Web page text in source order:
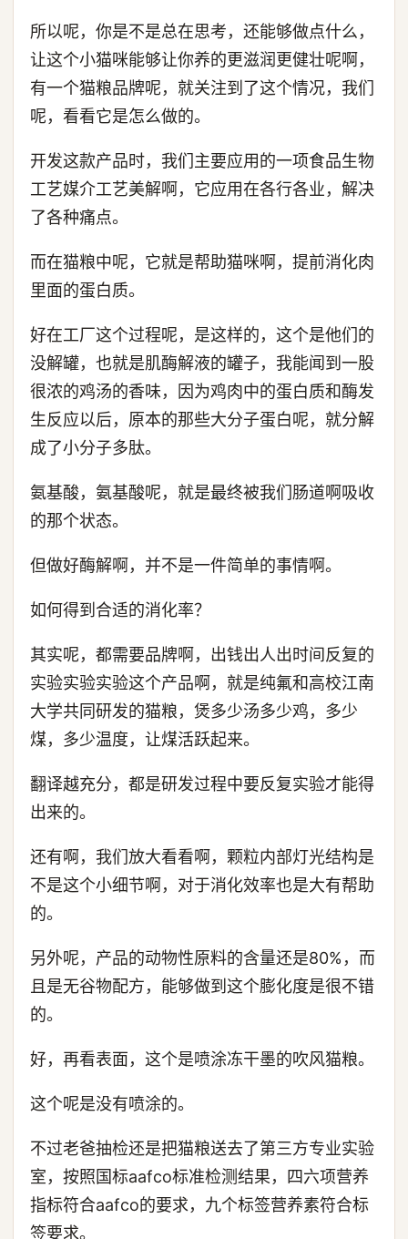
所以呢，你是不是总在思考，还能够做点什么，
让这个小猫咪能够让你养的更滋润更健壮呢啊，
有一个猫粮品牌呢，就关注到了这个情况，我们
呢，看看它是怎么做的。
开发这款产品时，我们主要应用的一项食品生物
工艺媒介工艺美解啊，它应用在各行各业，解决
了各种痛点。
而在猫粮中呢，它就是帮助猫咪啊，提前消化肉
里面的蛋白质。
好在工厂这个过程呢，是这样的，这个是他们的
没解罐，也就是肌酶解液的罐子，我能闻到一股
很浓的鸡汤的香味，因为鸡肉中的蛋白质和酶发
生反应以后，原本的那些大分子蛋白呢，就分解
成了小分子多肽。
氨基酸，氨基酸呢，就是最终被我们肠道啊吸收
的那个状态。
但做好酶解啊，并不是一件简单的事情啊。
如何得到合适的消化率？
其实呢，都需要品牌啊，出钱出人出时间反复的
实验实验实验这个产品啊，就是纯氟和高校江南
大学共同研发的猫粮，煲多少汤多少鸡，多少
煤，多少温度，让煤活跃起来。
翻译越充分，都是研发过程中要反复实验才能得
出来的。
还有啊，我们放大看看啊，颗粒内部灯光结构是
不是这个小细节啊，对于消化效率也是大有帮助
的。
另外呢，产品的动物性原料的含量还是80%，而
且是无谷物配方，能够做到这个膨化度是很不错
的。
好，再看表面，这个是喷涂冻干墨的吹风猫粮。
这个呢是没有喷涂的。
不过老爸抽检还是把猫粮送去了第三方专业实验
室，按照国标aafco标准检测结果，四六项营养
指标符合aafco的要求，九个标签营养素符合标
签要求。